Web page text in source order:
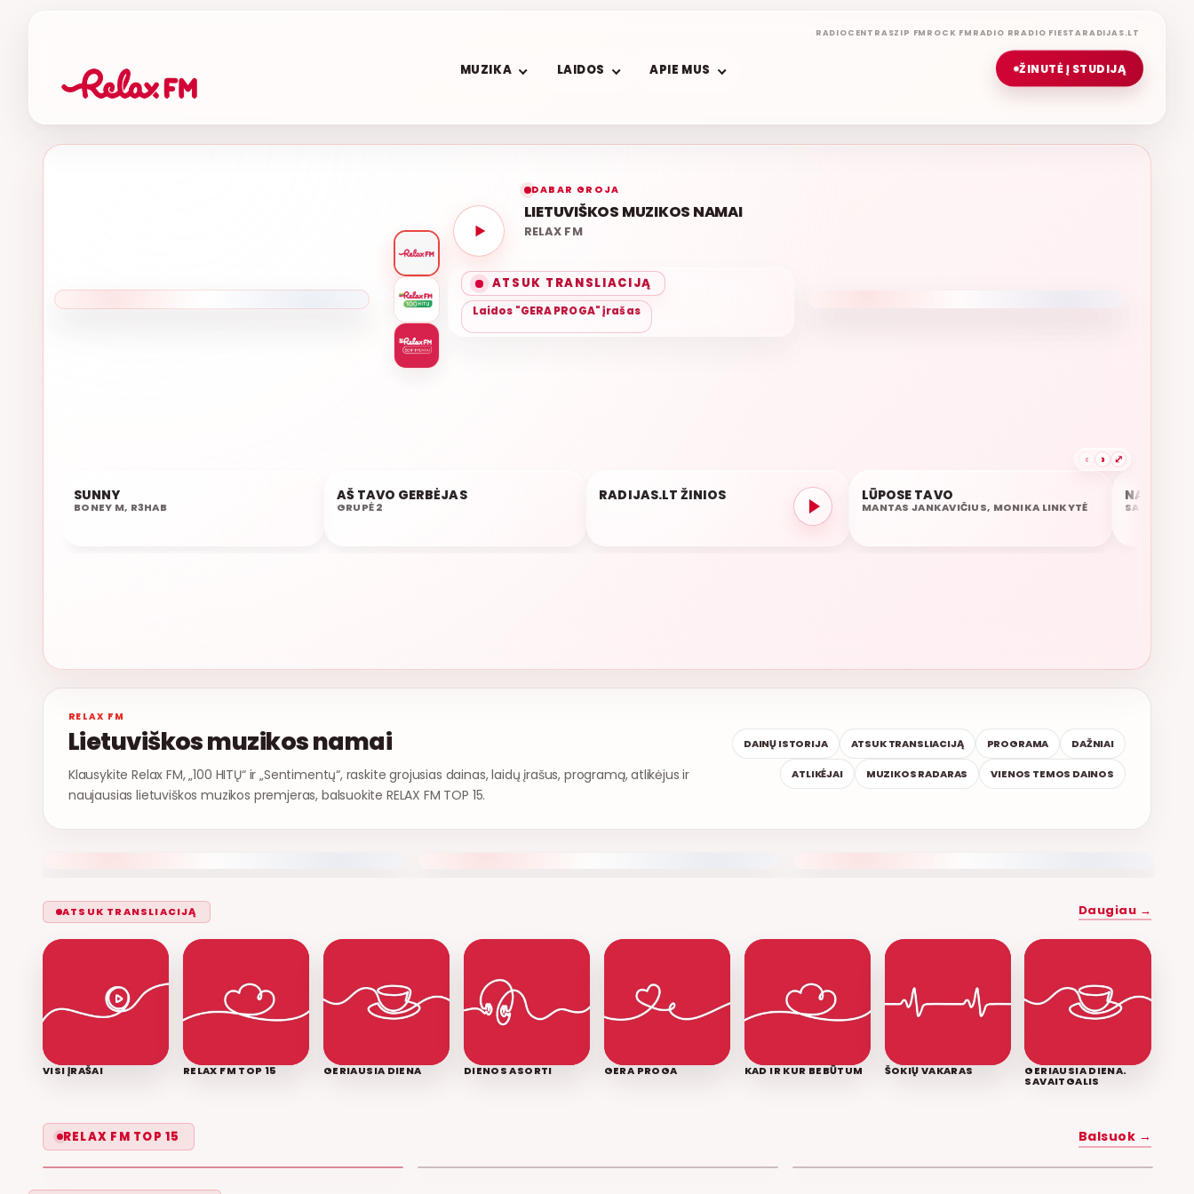
RADIOCENTRASZIP FM ROCK FM RADIO RRADIO FIESTARADIJAS.LT
ŽINUTĖ Į STUDIJĄ
MUZIKA LAIDOS APIE MUS
DABAR GROJA
LIETUVIŠKOS MUZIKOS NAMAI
RELAX FM
ATSUK TRANSLIACIJĄ
Laidos "GERA PROGA" įrašas
10:07
SUNNY
BONEY M, R3HAB
10:04
AŠ TAVO GERBĖJAS
GRUPĖ 2
10:01
RADIJAS.LT ŽINIOS
ŽINIOS
09:58
LŪPOSE TAVO
MANTAS JANKAVIČIUS, MONIKA LINKYTĖ
NAMO
SAULIUS
‹ › ⤢
RELAX FM
Lietuviškos muzikos namai
Klausykite Relax FM, „100 HITŲ“ ir „Sentimentų“, raskite grojusias dainas, laidų įrašus, programą, atlikėjus ir
naujausias lietuviškos muzikos premjeras, balsuokite RELAX FM TOP 15.
DAINŲ ISTORIJA ATSUK TRANSLIACIJĄ PROGRAMA DAŽNIAI
ATLIKĖJAI MUZIKOS RADARAS VIENOS TEMOS DAINOS
ATSUK TRANSLIACIJĄ Daugiau →
VISI ĮRAŠAI RELAX FM TOP 15 GERIAUSIA DIENA DIENOS ASORTI GERA PROGA KAD IR KUR BEBŪTUM ŠOKIŲ VAKARAS GERIAUSIA DIENA.
SAVAITGALIS
RELAX FM TOP 15 Balsuok →
LEISK PRIPAŽINTI
GRUPĖ 2